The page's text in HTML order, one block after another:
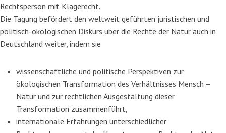
Rechtsperson mit Klagerecht.
Die Tagung befördert den weltweit geführten juristischen und
politisch-ökologischen Diskurs über die Rechte der Natur auch in
Deutschland weiter, indem sie
wissenschaftliche und politische Perspektiven zur
ökologischen Transformation des Verhältnisses Mensch –
Natur und zur rechtlichen Ausgestaltung dieser
Transformation zusammenführt,
internationale Erfahrungen unterschiedlicher